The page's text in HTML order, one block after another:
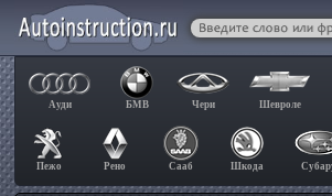
Ауди БМВ Чери Шевроле
Пежо Рено Сааб Шкода